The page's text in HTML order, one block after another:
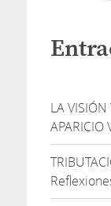
LA VISIÓN
APARICIO